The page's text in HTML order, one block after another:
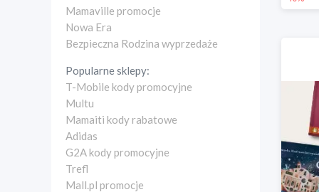
Mamaville promocje
Nowa Era
Bezpieczna Rodzina wyprzedaże
Popularne sklepy:
T-Mobile kody promocyjne
Multu
Mamaiti kody rabatowe
Adidas
G2A kody promocyjne
Trefl
Mall.pl promocje